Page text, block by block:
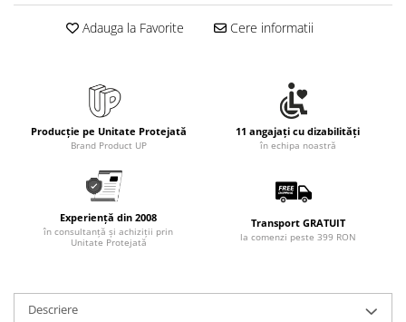
Ascutitori, radiere, agrafe
Foarfece pentru birou
Produse Antibacteriene
Articole pentru baie
Articole pentru bucatarie
Maturi, mopuri si galeti
Hartie igienica, prosoape hartie si
dispensere
Articole pentru rufe, casa,
Articole pentru birou, suprafete,
pardoseli
Adauga la Favorite Cere informatii
Producție pe Unitate Protejată
Brand Product UP
11 angajați cu dizabilități
în echipa noastră
Experiență din 2008
în consultanță și achiziții prin
Unitate Protejată
Transport GRATUIT
la comenzi peste 399 RON
Descriere